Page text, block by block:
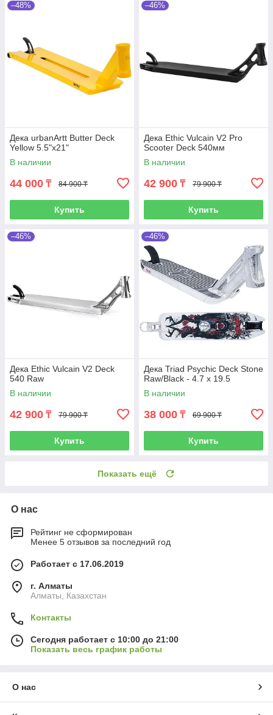
–48%
Дека urbanArtt Butter Deck
Yellow 5.5"x21"
В наличии
44 000 ₸ 84 900 ₸
Купить
–46%
Дека Ethic Vulcain V2 Pro
Scooter Deck 540мм
В наличии
42 900 ₸ 79 900 ₸
Купить
–46%
Дека Ethic Vulcain V2 Deck
540 Raw
В наличии
42 900 ₸ 79 900 ₸
Купить
–46%
Дека Triad Psychic Deck Stone
Raw/Black - 4.7 x 19.5
В наличии
38 000 ₸ 69 900 ₸
Купить
Показать ещё
О нас
Рейтинг не сформирован
Менее 5 отзывов за последний год
Работает с 17.06.2019
г. Алматы
Алматы, Казахстан
Контакты
Сегодня работает с 10:00 до 21:00
Показать весь график работы
О нас